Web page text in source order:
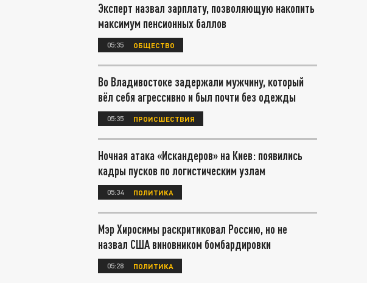
Эксперт назвал зарплату, позволяющую накопить
максимум пенсионных баллов
05:35 ОБЩЕСТВО
Во Владивостоке задержали мужчину, который
вёл себя агрессивно и был почти без одежды
05:35 ПРОИСШЕСТВИЯ
Ночная атака «Искандеров» на Киев: появились
кадры пусков по логистическим узлам
05:34 ПОЛИТИКА
Мэр Хиросимы раскритиковал Россию, но не
назвал США виновником бомбардировки
05:28 ПОЛИТИКА